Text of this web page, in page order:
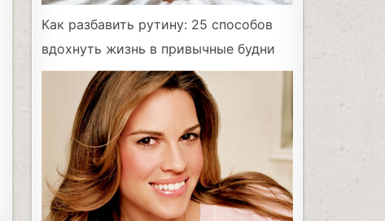
Как разбавить рутину: 25 способов
вдохнуть жизнь в привычные будни